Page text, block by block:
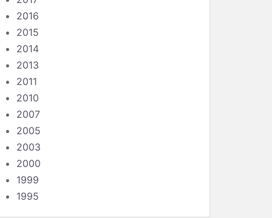
2016
2015
2014
2013
2011
2010
2007
2005
2003
2000
1999
1995